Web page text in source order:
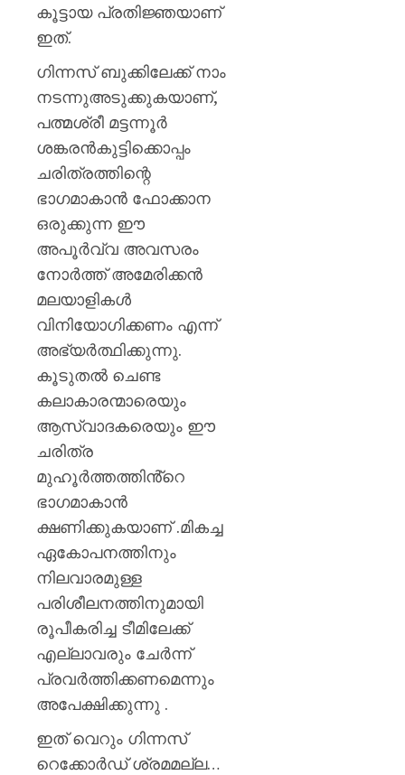
കൂട്ടായ പ്രതിജ്ഞയാണ്
ഇത്.
ഗിന്നസ് ബുക്കിലേക്ക് നാം
നടന്നുഅടുക്കുകയാണ്,
പത്മശ്രീ മട്ടന്നൂർ
ശങ്കരൻകുട്ടിക്കൊപ്പം
ചരിത്രത്തിന്റെ
ഭാഗമാകാൻ ഫോക്കാന
ഒരുക്കുന്ന ഈ
അപൂർവ്വ അവസരം
നോർത്ത് അമേരിക്കൻ
മലയാളികൾ
വിനിയോഗിക്കണം എന്ന്
അഭ്യർത്ഥിക്കുന്നു.
കൂടുതൽ ചെണ്ട
കലാകാരന്മാരെയും
ആസ്വാദകരെയും ഈ
ചരിത്ര
മുഹൂർത്തത്തിൻ്റെ
ഭാഗമാകാൻ
ക്ഷണിക്കുകയാണ് .മികച്ച
ഏകോപനത്തിനും
നിലവാരമുള്ള
പരിശീലനത്തിനുമായി
രൂപീകരിച്ച ടീമിലേക്ക്
എല്ലാവരും ചേർന്ന്
പ്രവർത്തിക്കണമെന്നും
അപേക്ഷിക്കുന്നു .
ഇത് വെറും ഗിന്നസ്
റെക്കോർഡ് ശ്രമമല്ല…